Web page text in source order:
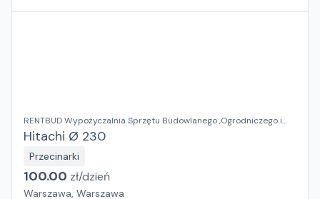
RENTBUD Wypożyczalnia Sprzętu Budowlanego ,Ogrodniczego i
Elektronarzędzi
Hitachi Ø 230
Przecinarki
100.00 zł/dzień
Warszawa, Warszawa